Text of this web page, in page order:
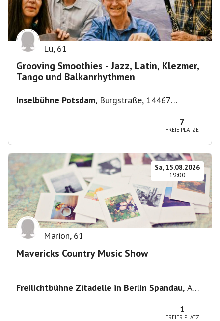
Lü, 61
Grooving Smoothies - Jazz, Latin, Klezmer,
Tango und Balkanrhythmen
Inselbühne Potsdam, Burgstraße, 14467
7
FREIE PLÄTZE
Sa, 15.08.2026
19:00
Marion, 61
Mavericks Country Music Show
Freilichtbühne Zitadelle in Berlin Spandau, Am
1
FREIER PLATZ